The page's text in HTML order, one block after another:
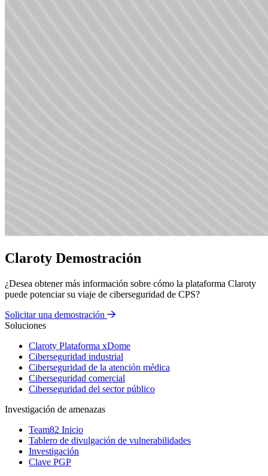
Claroty Demostración
¿Desea obtener más información sobre cómo la plataforma Claroty
puede potenciar su viaje de ciberseguridad de CPS?
Solicitar una demostración
Soluciones
Claroty Plataforma xDome
Ciberseguridad industrial
Ciberseguridad de la atención médica
Ciberseguridad comercial
Ciberseguridad del sector público
Investigación de amenazas
Team82 Inicio
Tablero de divulgación de vulnerabilidades
Investigación
Clave PGP